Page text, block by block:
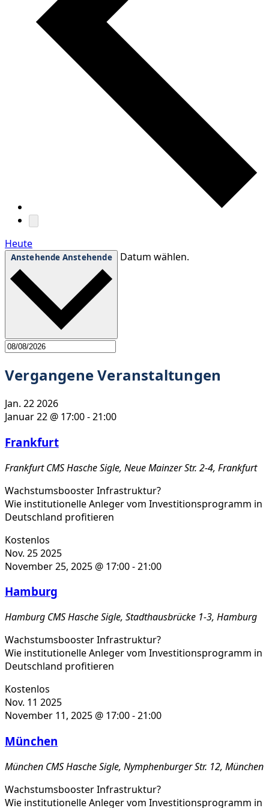
Heute
Anstehende Anstehende Datum wählen.
Vergangene Veranstaltungen
Jan. 222026
Januar 22 @ 17:00-21:00
Frankfurt
FrankfurtCMS Hasche Sigle, Neue Mainzer Str. 2-4, Frankfurt
Wachstumsbooster Infrastruktur?
Wie institutionelle Anleger vom Investitionsprogramm in
Deutschland profitieren
Kostenlos
Nov. 252025
November 25, 2025 @ 17:00-21:00
Hamburg
Hamburg CMS Hasche Sigle, Stadthausbrücke 1-3, Hamburg
Wachstumsbooster Infrastruktur?
Wie institutionelle Anleger vom Investitionsprogramm in
Deutschland profitieren
Kostenlos
Nov. 11 2025
November 11, 2025 @ 17:00-21:00
München
München CMS Hasche Sigle, Nymphenburger Str. 12, München
Wachstumsbooster Infrastruktur?
Wie institutionelle Anleger vom Investitionsprogramm in